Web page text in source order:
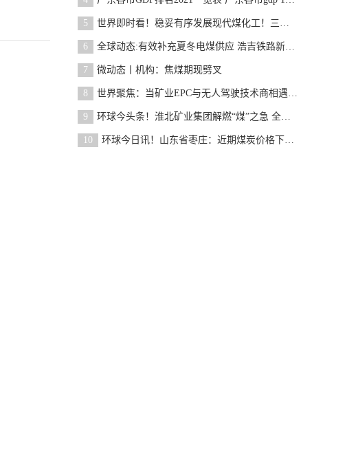
5 世界即时看！稳妥有序发展现代煤化工！三部门发布《
6 全球动态:有效补充夏冬电煤供应 浩吉铁路新建300万
7 微动态丨机构：焦煤期现劈叉
8 世界聚焦：当矿业EPC与无人驾驶技术商相遇，向“全
9 环球今头条！淮北矿业集团解燃“煤”之急 全力保障
10 环球今日讯！山东省枣庄：近期煤炭价格下行明显